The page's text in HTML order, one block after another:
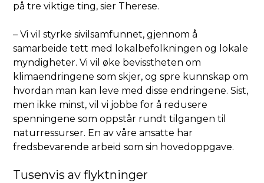
på tre viktige ting, sier Therese.
– Vi vil styrke sivilsamfunnet, gjennom å
samarbeide tett med lokalbefolkningen og lokale
myndigheter. Vi vil øke bevisstheten om
klimaendringene som skjer, og spre kunnskap om
hvordan man kan leve med disse endringene. Sist,
men ikke minst, vil vi jobbe for å redusere
spenningene som oppstår rundt tilgangen til
naturressurser. En av våre ansatte har
fredsbevarende arbeid som sin hovedoppgave.
Tusenvis av flyktninger